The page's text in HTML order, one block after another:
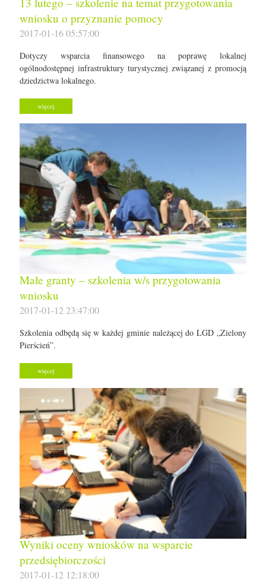
wniosku o przyznanie pomocy
2017-01-16 05:57:00
Dotyczy wsparcia finansowego na poprawę lokalnej
ogólnodostępnej infrastruktury turystycznej związanej z promocją
dziedzictwa lokalnego.
więcej
Małe granty – szkolenia w/s przygotowania
wniosku
2017-01-12 23:47:00
Szkolenia odbędą się w każdej gminie należącej do LGD „Zielony
Pierścień”.
więcej
Wyniki oceny wniosków na wsparcie
przedsiębiorczości
2017-01-12 12:18:00